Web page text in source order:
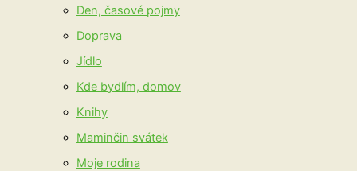
Den, časové pojmy
Doprava
Jídlo
Kde bydlím, domov
Knihy
Maminčin svátek
Moje rodina